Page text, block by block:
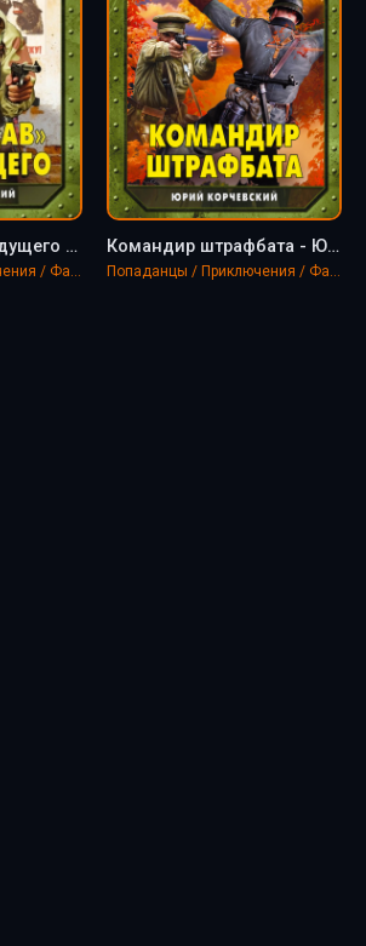
«Волкодав» из будущего - Юрий Корчевский
Попаданцы / Приключения / Фантастика, фэнтези
Командир штрафбата - Юрий Корчевский
Попаданцы / Приключения / Фантастика, фэнтези